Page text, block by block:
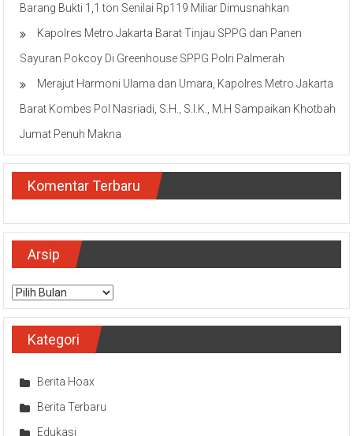
Barang Bukti 1,1 ton Senilai Rp119 Miliar Dimusnahkan
Kapolres Metro Jakarta Barat Tinjau SPPG dan Panen
Sayuran Pokcoy Di Greenhouse SPPG Polri Palmerah
Merajut Harmoni Ulama dan Umara, Kapolres Metro Jakarta
Barat Kombes Pol Nasriadi, S.H., S.I.K., M.H Sampaikan Khotbah
Jumat Penuh Makna
Komentar Terbaru
Arsip
Arsip
Kategori
Berita Hoax
Berita Terbaru
Edukasi